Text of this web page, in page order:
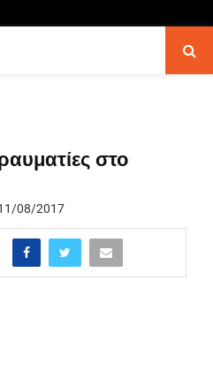
στο
08/2017